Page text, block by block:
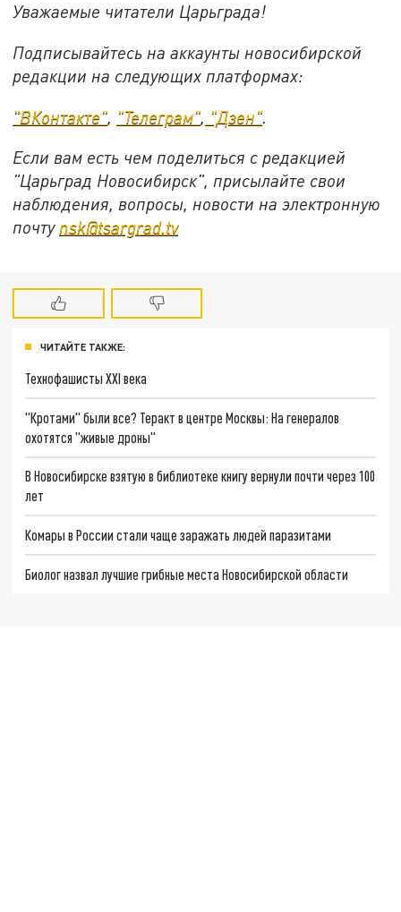
Уважаемые читатели Царьграда!
Подписывайтесь на аккаунты новосибирской
редакции на следующих платформах:
"ВКонтакте", "Телеграм", "Дзен".
Если вам есть чем поделиться с редакцией
"Царьград Новосибирск", присылайте свои
наблюдения, вопросы, новости на электронную
почту nsk@tsargrad.tv
ЧИТАЙТЕ ТАКЖЕ:
Технофашисты XXI века
"Кротами" были все? Теракт в центре Москвы: На генералов
охотятся "живые дроны"
В Новосибирске взятую в библиотеке книгу вернули почти через 100
лет
Комары в России стали чаще заражать людей паразитами
Биолог назвал лучшие грибные места Новосибирской области